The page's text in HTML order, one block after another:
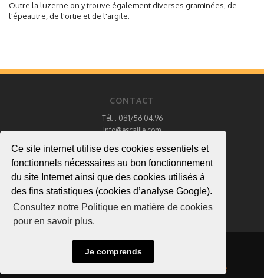
Ce site internet utilise des cookies essentiels et
fonctionnels nécessaires au bon fonctionnement
du site Internet ainsi que des cookies utilisés à
des fins statistiques (cookies d’analyse Google).
Consultez notre Politique en matière de cookies
pour en savoir plus.
Je comprends
Outre la luzerne on y trouve également diverses graminées, de
l'épeautre, de l'ortie et de l'argile.
CONTACT
Tél. : 081/56.04.96
info@escaille.com
a>
Site internet réalisé par
Conditions générales de vente